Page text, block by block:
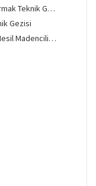
Tüprag Efemçukuru - Acacia Gökırmak Teknik Gezisi
Gezisi
Madencilik Uygulamaları ve Yeni Nesil Madencilik Teknolojileri Eğitimi